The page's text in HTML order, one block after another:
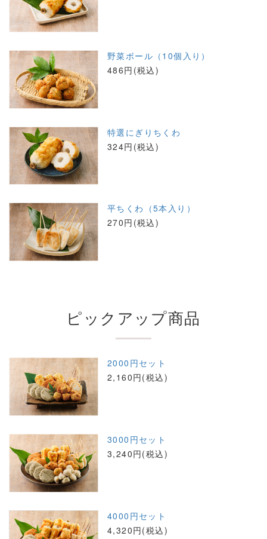
野菜ボール（10個入り）
486円(税込)
特選にぎりちくわ
324円(税込)
平ちくわ（5本入り）
270円(税込)
ピックアップ商品
2000円セット
2,160円(税込)
3000円セット
3,240円(税込)
4000円セット
4,320円(税込)